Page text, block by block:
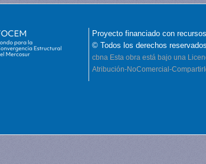
Proyecto financiado con
© Todos los derechos
cbna Esta obra está bajo una
Atribución-NoComercial-